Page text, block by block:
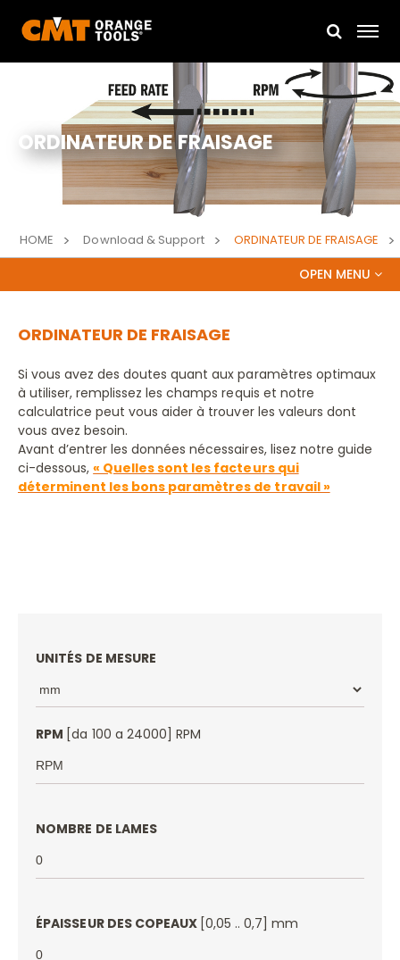
ORDINATEUR DE FRAISAGE
HOME Download & Support ORDINATEUR DE FRAISAGE
OPEN MENU
PRESS RELEASE
DOCUMENTATION/MANUEL D'INSTRUCTIONS
ORDINATEUR DE FRAISAGE
ORDINATEUR DE FRAISAGE
Si vous avez des doutes quant aux paramètres optimaux
à utiliser, remplissez les champs requis et notre
calculatrice peut vous aider à trouver les valeurs dont
vous avez besoin.
Avant d’entrer les données nécessaires, lisez notre guide
ci-dessous,« Quelles sont les facteurs qui
déterminent les bons paramètres de travail »
UNITÉS DE MESURE
RPM [da 100 a 24000] RPM
NOMBRE DE LAMES
ÉPAISSEUR DES COPEAUX [0,05 .. 0,7] mm